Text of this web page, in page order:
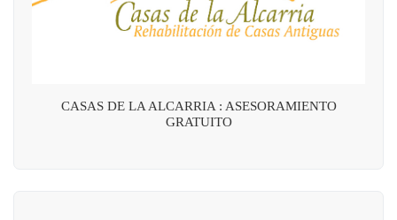
CASAS DE LA ALCARRIA : ASESORAMIENTO
GRATUITO